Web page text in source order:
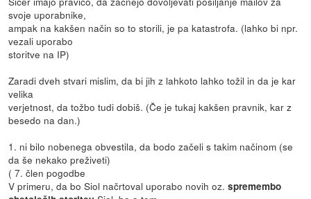
svoje uporabnike,
ampak na kakšen način so to storili, je pa katastrofa. (lahko bi npr.
vezali uporabo
storitve na IP)
Zaradi dveh stvari mislim, da bi jih z lahkoto lahko tožil in da je kar
velika
verjetnost, da tožbo tudi dobiš. (Če je tukaj kakšen pravnik, kar z
besedo na dan.)
1. ni bilo nobenega obvestila, da bodo začeli s takim načinom (se
da še nekako preživeti)
( 7. člen pogodbe
V primeru, da bo Siol načrtoval uporabo novih oz.spremembo